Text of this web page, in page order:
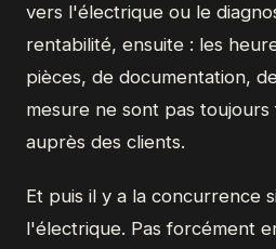
vers l'électrique ou le
rentabilité, ensuite : les
pièces, de documentation,
mesure ne sont pas toujours
auprès des clients.
Et puis il y a la concurrence
l'électrique. Pas forcément